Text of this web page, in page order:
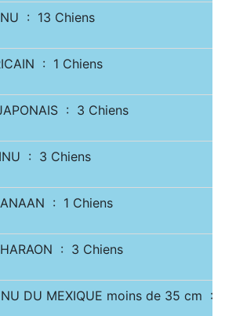
: 13 Chiens
: 1 Chiens
: 3 Chiens
: 3 Chiens
: 1 Chiens
: 3 Chiens
DU MEXIQUE moins de 35 cm :